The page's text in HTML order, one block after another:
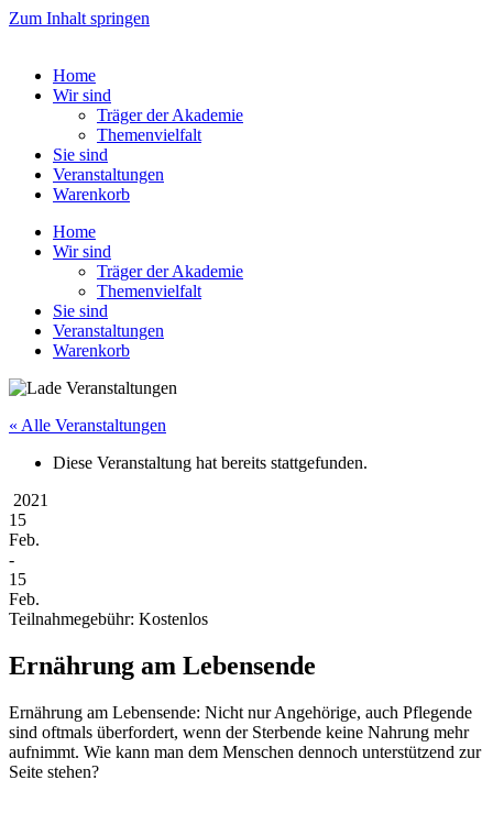
Zum Inhalt springen
Home
Wir sind
Träger der Akademie
Themenvielfalt
Sie sind
Veranstaltungen
Warenkorb
Home
Wir sind
Träger der Akademie
Themenvielfalt
Sie sind
Veranstaltungen
Warenkorb
« Alle Veranstaltungen
Diese Veranstaltung hat bereits stattgefunden.
2021
15
Feb.
-
15
Feb.
Teilnahmegebühr: Kostenlos
Ernährung am Lebensende
Ernährung am Lebensende: Nicht nur Angehörige, auch Pflegende
sind oftmals überfordert, wenn der Sterbende keine Nahrung mehr
aufnimmt. Wie kann man dem Menschen dennoch unterstützend zur
Seite stehen?